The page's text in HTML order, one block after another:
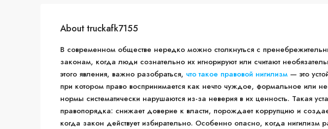
About truckafk7155
В современном обществе нередко можно столкнуться с
законам, когда люди сознательно их игнорируют или считают
этого явления, важно разобраться, что такое правовой нигилизм — это
при котором право воспринимается как нечто чуждое, формальное или
нормы систематически нарушаются из-за неверия в их ценность. Такая
правопорядка: снижает доверие к власти, порождает коррупцию и
когда закон действует избирательно. Особенно опасно, когда нигилизм